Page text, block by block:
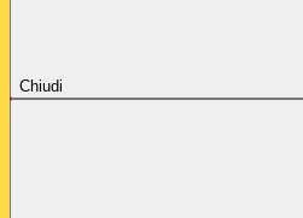
Chiudi